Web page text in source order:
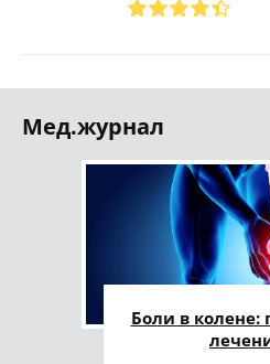
Мед.журнал
Боли в